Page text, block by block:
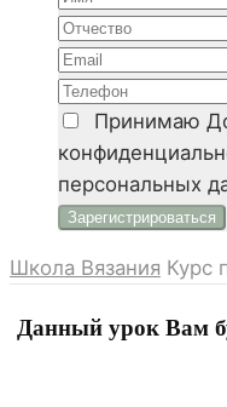
Принимаю
персональных
Школа Вязания Курс
Данный урок Вам